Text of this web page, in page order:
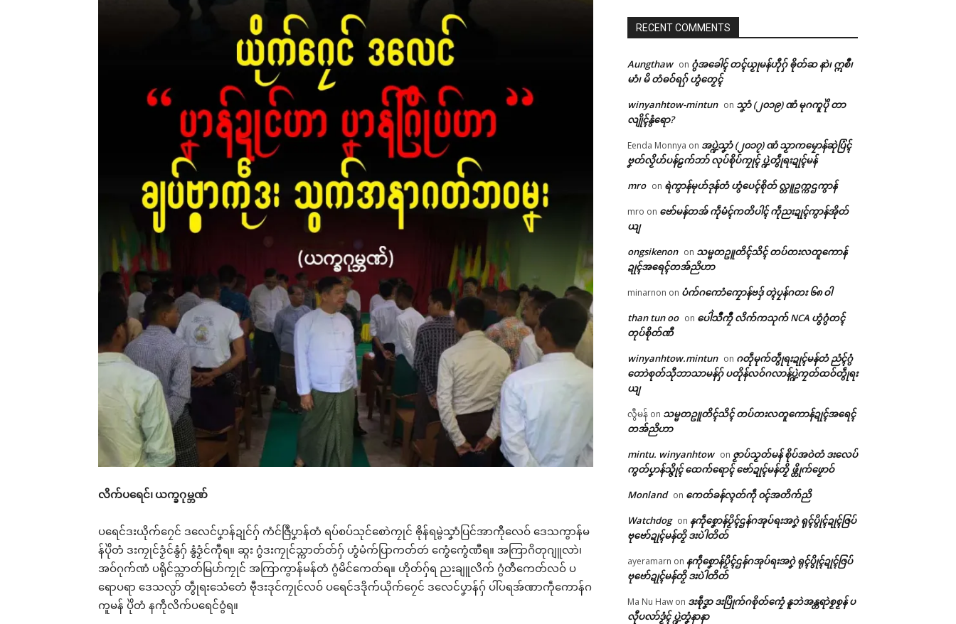
ဌာန်ပရိုၚ်ဗၠးၜးမန်
ပရိုၚ်လက္ကရဴအိုတ်
🏛 လညာတ်ပါ်ပဲါ
လိက်ပရေင်၊ယက္ခဂုမ္ဘဏ်
ပရေင်ဒးယိုက်ဂၠေင် ဒလေင်ပၞာန်ဍုင်ဂှ် ကံင်ဇြဳပၞာန်တံ ရပ်စပ်သုင်စောဲကၠုင် ၜိုန်ရမွဲသၞာံပြင်အာကီုလေဝ် ဒေသကွာန်မ
န်ပိုဲတံ ဒးကၠုင်ဒၟံင်နွံဂှ် နွံဒၟံင်ကီုရ။ ဆ္ဂး ဂွံဒးကၠုင်သ္ကာတ်တ်ဂှ် ဟွံမံက်ပြာကတ်တဴ ကွေံကွေံဏီရ။ အကြာဂိတုဂျူလာဲ၊
အဝ်ဂုက်ဏံ ပရိုင်သ္ကာတ်မြဟ်ကၠုင် အကြာကွာန်မန်တံ ဂွံမိင်ကေတ်ရ။ ဟိုတ်ဂှ်ရ ညးချူလိက် ဂွံတီကေတ်လဝ် ပ
ရောပရာ ဒေသလ္ပာ် တွဵုရးသေံတေံ ဗီုဒးဒုင်ကၠုင်လဝ် ပရေင်ဒဒိုက်ယိုက်ဂၠေင် ဒလေင်ပၞာန်ဂှ် ပါ်ပရအ်ဏာကဵုကောန်ဂ
ကူမန် ပိုဲတံ နကဵုလိက်ပရေင်ဝွံရ။
RECENT COMMENTS
Aungthaw on ဂွံအခေါၚ် တၚ်ယၟုမန်ဟီုဂှ် ၜိုတ်ဆ နာဲ၊ ဣစဳ၊
မာံ၊ မိ တံဓဝ်ရဂှ် ဟွံတၟေၚ်
winyanhtow-mintun on သၞာံ (၂၀၁၉) ဏံ မုဂကူပိုဲ တာ
လျိုၚ်နွံရော?
Eenda Monnya on အပ္ဍဲသၞာံ (၂၀၁၇) ဏံ သၟာကမၠောန်ဆုဲပြံၚ်
ဗၞတ်လၟိဟ်ပန်ဠက်ဘာ် လုပ်စိုပ်ကၠုၚ် ပ္ဍဲတွဵုရးဍုၚ်မန်
mro on ရဲကွာန်မုဟ်ဒုန်တံ ဟွံပေၚ်စိုတ် လ္တူဥက္ကဌကွာန်
mro on ဗော်မန်တအ် ကဵုမံၚ်ကတိပါၚ် ကဵုညးဍုၚ်ကွာန်အိုတ်
ယျ
ongsikenon on သမ္မတဥူတိၚ်သိၚ် တပ်တးလတူကောန်
ဍုၚ်အရေၚ်တအ်ညိဟာ
minarnon on ပံက်ဂကောံကၠောန်ဗဒှ် တ္ၚဲပၠန်ဂတး ၆၈ ဝါ
than tun oo on ပေါဲသဳကၠဳ လိက်ကသုက် NCA ဟွံဂွံတၚ်
တုပ်စိုတ်ဏီ
winyanhtow.mintun on ဂတဵုမုက်တွဵုရးဍုၚ်မန်တံ ညံၚ်ဂွံ
တောဲစုတ်သီုဘာသာမန်ဂှ် ပတိုန်လဝ်ဂလာန်ပ္ဍဲကၠတ်ထဝ်တွဵုရး
ယျ
လွီမန် on သမ္မတဥူတိၚ်သိၚ် တပ်တးလတူကောန်ဍုၚ်အရေၚ်
တအ်ညိဟာ
mintu. winyanhtow on ဇၟာပ်သၟတ်မန် စိုပ်အဝဲတံ ဒးလေပ်
ကွတ်ပၞာန်သ္ဇိုၚ် ထေက်ရောၚ် ဗော်ဍုၚ်မန်တၟိ ဖ္တိုက်ဖၟောဝ်
Monland on ကေတ်ခန်လ္ၚတ်ကဵု ၀ၚ်အတိက်ညိ
Watchdog on နကဵုစၞောန်ပၟိၚ်ဌန်ဂအုပ်ရးအဂၞဲ ရုၚ်ပွိုၚ်ဍုၚ်ဇြပ်
ဗုဗော်ဍုၚ်မန်တၟိ ဒးပဲါတိတ်
ayeramarn on နကဵုစၞောန်ပၟိၚ်ဌန်ဂအုပ်ရးအဂၞဲ ရုၚ်ပွိုၚ်ဍုၚ်ဇြပ်
ဗုဗော်ဍုၚ်မန်တၟိ ဒးပဲါတိတ်
Ma Nu Haw on ဒးစဵုဒၞာ ဒးပြိုက်ဂစိုတ်ကၠေံ နူဘဲအန္တရာဲစၟစၟန် ပ
လီုပလာ်ဒၟံၚ် ပ္ဍဲတၞံနာနာ